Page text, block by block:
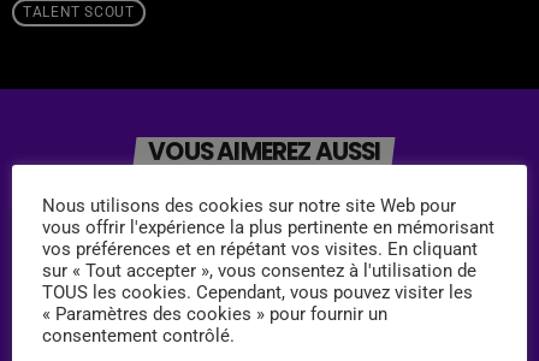
TALENT SCOUT
VOUS AIMEREZ AUSSI
person_outline
Nous utilisons des cookies sur notre site Web pour
vous offrir l'expérience la plus pertinente en mémorisant
vos préférences et en répétant vos visites. En cliquant
sur « Tout accepter », vous consentez à l'utilisation de
TOUS les cookies. Cependant, vous pouvez visiter les
« Paramètres des cookies » pour fournir un
consentement contrôlé.